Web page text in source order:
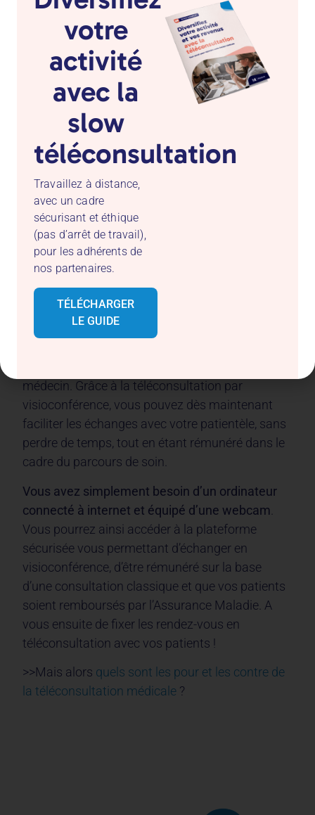
Finalement, la
téléconsultation, est-
ce-pour moi ?
Les déplacements, les interruptions
médecin. Grâce à la téléconsultation par
visioconférence, vous pouvez dès maintenant
faciliter les échanges avec votre patientèle, sans
perdre de temps, tout en étant rémunéré dans le
cadre du parcours de soin.
Vous avez simplement besoin d’un ordinateur
connecté à internet et équipé d’une webcam
Vous pourrez ainsi accéder à la plateforme
sécurisée vous permettant d’échanger en
visioconférence, d’être rémunéré sur la base
d’une consultation classique et que vos patients
soient remboursés par l’Assurance Maladie. A
vous ensuite de fixer les rendez-vous en
téléconsultation avec vos patients !
>>Mais alors quels sont les pour et les contre de
la téléconsultation médicale ?
votre
activité
avec la
slow
téléconsultation
Travaillez à distance,
avec un cadre
sécurisant et éthique
(pas d’arrêt de travail),
pour les adhérents de
nos partenaires.
TÉLÉCHARGER
LE GUIDE